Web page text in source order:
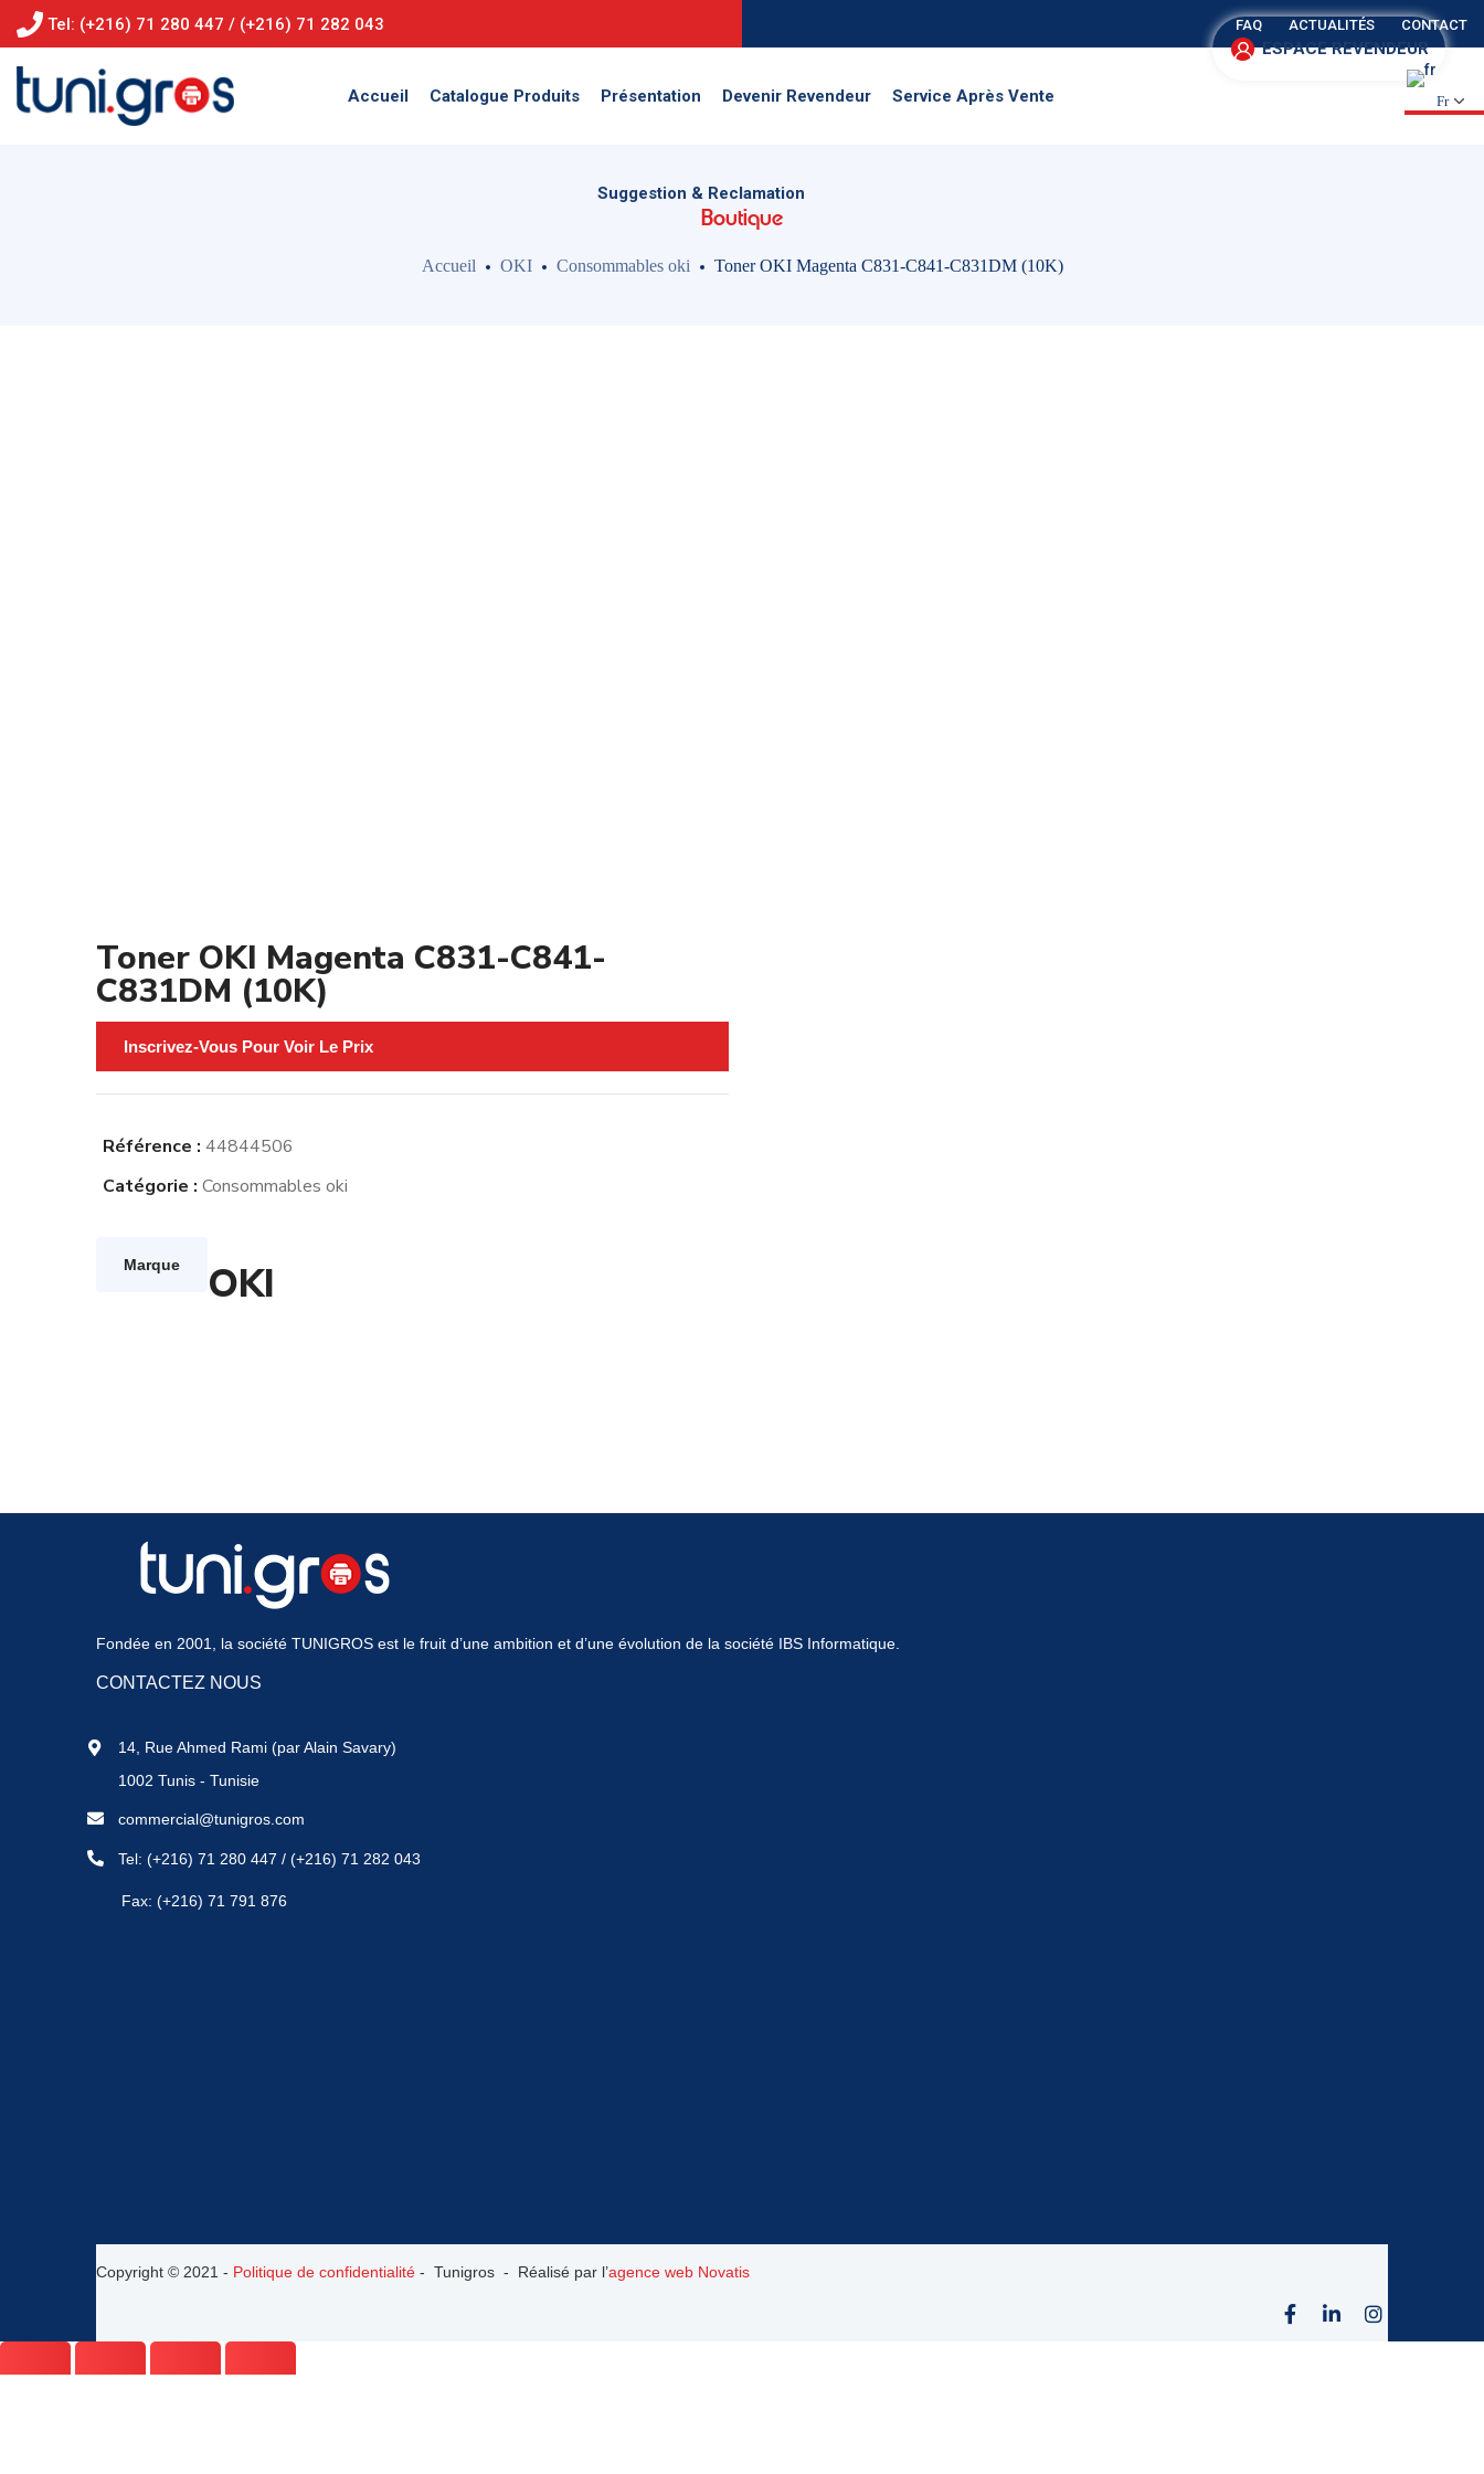
Tel: (+216) 71 280 447 / (+216) 71 282 043 FAQ ACTUALITÉS CONTACT
Accueil Catalogue Produits Présentation Devenir Revendeur Service Après Vente
Suggestion & Reclamation
ESPACE REVENDEUR
Fr
Suggestion & Reclamation
Boutique
Accueil OKI Consommables oki Toner OKI Magenta C831-C841-C831DM (10K)
Toner OKI Magenta C831-C841-
C831DM (10K)
Inscrivez-Vous Pour Voir Le Prix
Référence : 44844506
Catégorie : Consommables oki
Marque OKI
Fondée en 2001, la société TUNIGROS est le fruit d’une ambition et d’une évolution de la société IBS Informatique.
CONTACTEZ NOUS
14, Rue Ahmed Rami (par Alain Savary)
1002 Tunis - Tunisie
commercial@tunigros.com
Tel: (+216) 71 280 447 / (+216) 71 282 043
Fax: (+216) 71 791 876
Copyright © 2021 - Politique de confidentialité - Tunigros - Réalisé par l’agence web Novatis